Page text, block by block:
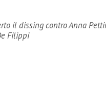
il dissing contro Anna
Filippi